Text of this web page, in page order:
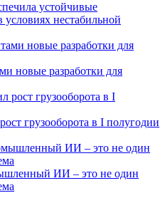
устойчивые
нестабильной
новые разработки для
грузооборота в I полугодии
ИИ – это не один